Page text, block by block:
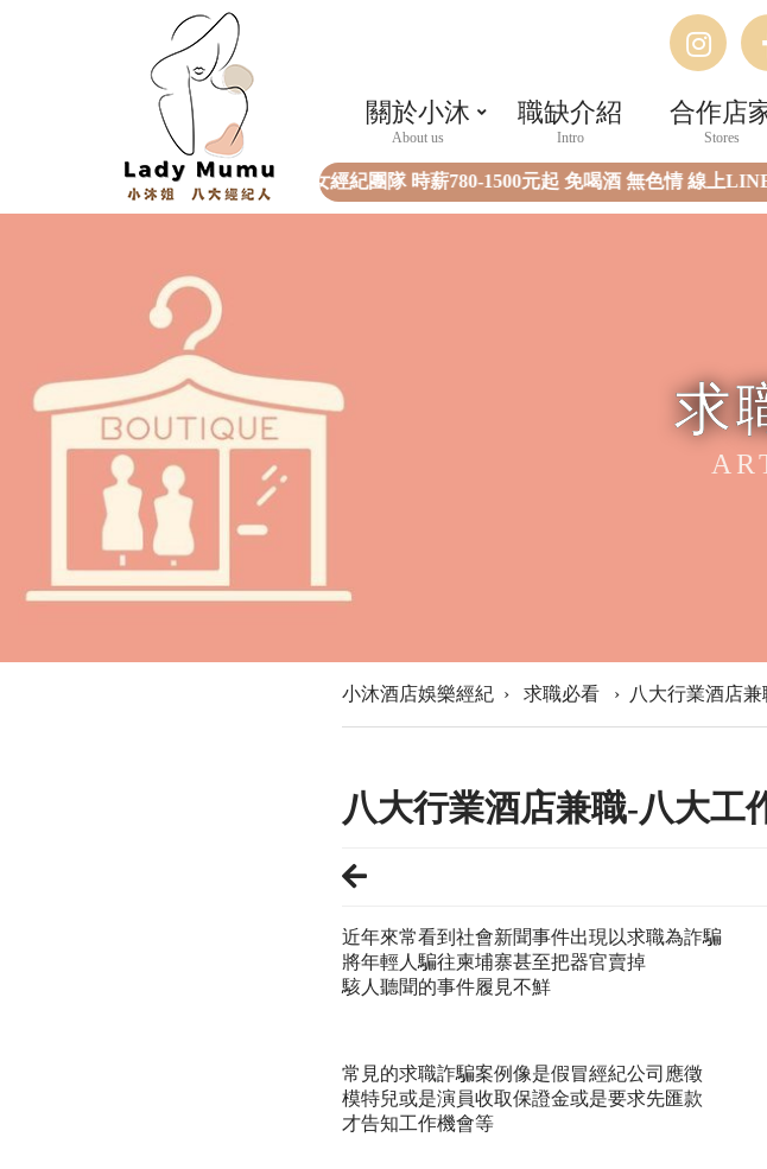
關於小沐 職缺介紹 合作店
全女經紀團隊 時薪780-1500元起 免喝酒 無色情 線上LINE
求
小沐酒店娛樂經紀 › 求職必看 › 八大行業酒店
八大行業酒店兼職-八大工
近年來常看到社會新聞事件出現以求職為詐騙
將年輕人騙往柬埔寨甚至把器官賣掉
駭人聽聞的事件履見不鮮
常見的求職詐騙案例像是假冒經紀公司應徵
模特兒或是演員收取保證金或是要求先匯款
才告知工作機會等